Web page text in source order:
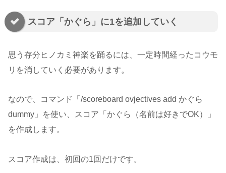
スコア「かぐら」に1を追加していく
思う存分ヒノカミ神楽を踊るには、一定時間経ったコウモ
リを消していく必要があります。
なので、コマンド「/scoreboard ovjectives add かぐら
dummy」を使い、スコア「かぐら（名前は好きでOK）」
を作成します。
スコア作成は、初回の1回だけです。